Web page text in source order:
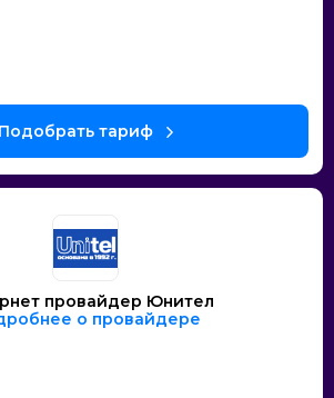
провайдер Юнител
о провайдере